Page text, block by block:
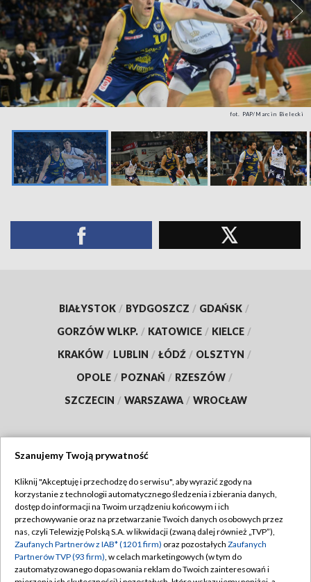
fot. PAP/Marcin Bielecki
BIAŁYSTOK / BYDGOSZCZ / GDAŃSK /
GORZÓW WLKP. / KATOWICE / KIELCE /
KRAKÓW / LUBLIN / ŁÓDŹ / OLSZTYN /
OPOLE / POZNAŃ / RZESZÓW /
SZCZECIN / WARSZAWA / WROCŁAW
TVP
Abonament TVP
Emisja w TVP
Centrum informacji TVP
Regulamin TVP
Polityka prywatności
Moje zgody
Szanujemy Twoją prywatność
Kliknij "Akceptuję i przechodzę do serwisu", aby wyrazić zgody na
korzystanie z technologii automatycznego śledzenia i zbierania danych,
dostęp do informacji na Twoim urządzeniu końcowym i ich
przechowywanie oraz na przetwarzanie Twoich danych osobowych przez
nas, czyli Telewizję Polską S.A. w likwidacji (zwaną dalej również „TVP”),
Zaufanych Partnerów z IAB* (1201 firm) oraz pozostałych Zaufanych
Partnerów TVP (93 firm), w celach marketingowych (w tym do
zautomatyzowanego dopasowania reklam do Twoich zainteresowań i